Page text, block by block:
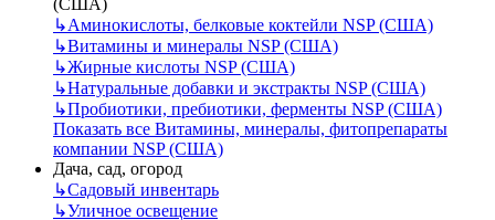
↳Аминокислоты, белковые коктейли NSP (США)
↳Витамины и минералы NSP (США)
↳Жирные кислоты NSP (США)
↳Натуральные добавки и экстракты NSP (США)
↳Пробиотики, пребиотики, ферменты NSP (США)
Показать все Витамины, минералы, фитопрепараты
компании NSP (США)
Дача, сад, огород
↳Садовый инвентарь
↳Уличное освещение